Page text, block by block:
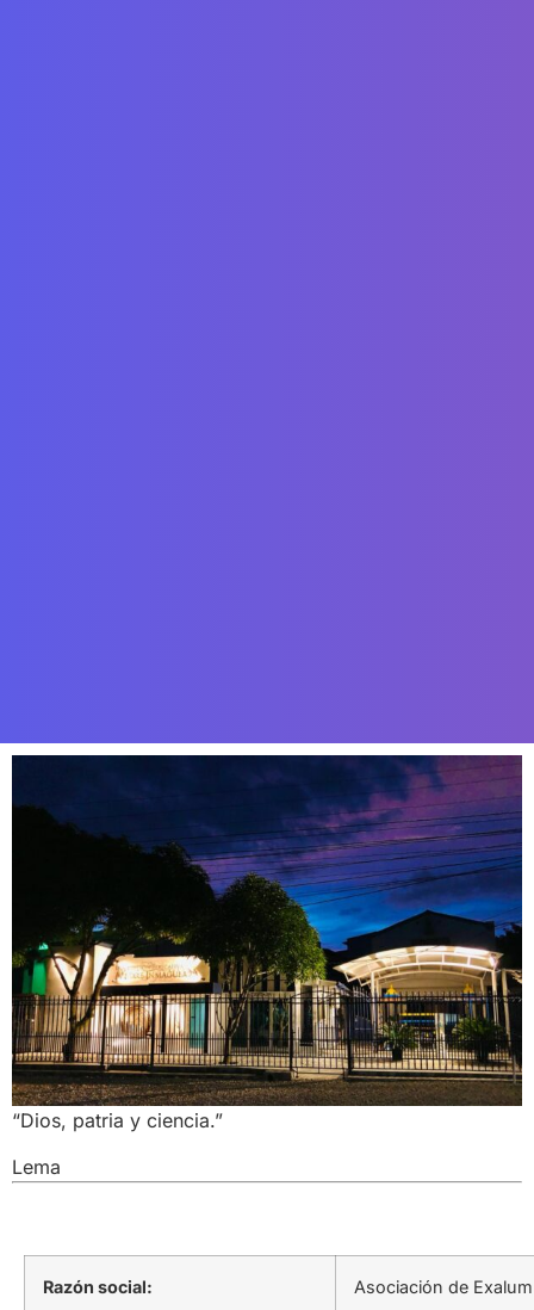
“Dios, patria y ciencia.”
Lema
Razón social: Asociación de